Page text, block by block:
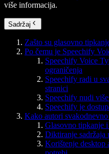
više informacija.
Sadržaj
Zašto su glasovno
Po čemu je Speechify
Speechify Voice
ograničenja
Speechify radi u
stranici
Speechify nudi
Speechify je
Kako autori
Glasovno tipkanje
Diktiranje sadržaja
Korištenje desktop